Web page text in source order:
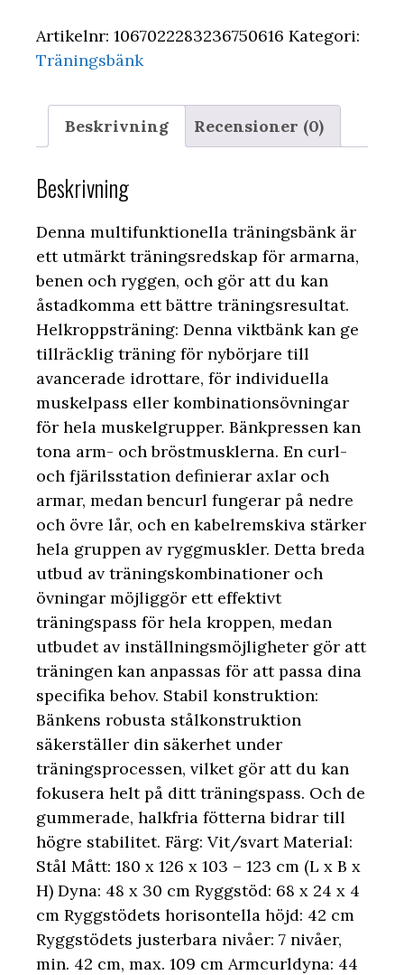
Artikelnr: 1067022283236750616 Kategori:
Träningsbänk
Beskrivning Recensioner (0)
Beskrivning
Denna multifunktionella träningsbänk är
ett utmärkt träningsredskap för armarna,
benen och ryggen, och gör att du kan
åstadkomma ett bättre träningsresultat.
Helkroppsträning: Denna viktbänk kan ge
tillräcklig träning för nybörjare till
avancerade idrottare, för individuella
muskelpass eller kombinationsövningar
för hela muskelgrupper. Bänkpressen kan
tona arm- och bröstmusklerna. En curl-
och fjärilsstation definierar axlar och
armar, medan bencurl fungerar på nedre
och övre lår, och en kabelremskiva stärker
hela gruppen av ryggmuskler. Detta breda
utbud av träningskombinationer och
övningar möjliggör ett effektivt
träningspass för hela kroppen, medan
utbudet av inställningsmöjligheter gör att
träningen kan anpassas för att passa dina
specifika behov. Stabil konstruktion:
Bänkens robusta stålkonstruktion
säkerställer din säkerhet under
träningsprocessen, vilket gör att du kan
fokusera helt på ditt träningspass. Och de
gummerade, halkfria fötterna bidrar till
högre stabilitet. Färg: Vit/svart Material:
Stål Mått: 180 x 126 x 103 – 123 cm (L x B x
H) Dyna: 48 x 30 cm Ryggstöd: 68 x 24 x 4
cm Ryggstödets horisontella höjd: 42 cm
Ryggstödets justerbara nivåer: 7 nivåer,
min. 42 cm, max. 109 cm Armcurldyna: 44